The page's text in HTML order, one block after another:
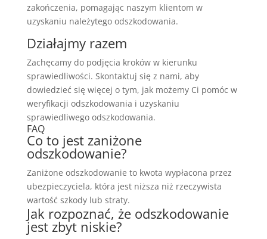
zakończenia, pomagając naszym klientom w
uzyskaniu należytego odszkodowania.
Działajmy razem
Zachęcamy do podjęcia kroków w kierunku
sprawiedliwości. Skontaktuj się z nami, aby
dowiedzieć się więcej o tym, jak możemy Ci pomóc w
weryfikacji odszkodowania i uzyskaniu
sprawiedliwego odszkodowania.
FAQ
Co to jest zaniżone
odszkodowanie?
Zaniżone odszkodowanie to kwota wypłacona przez
ubezpieczyciela, która jest niższa niż rzeczywista
wartość szkody lub straty.
Jak rozpoznać, że odszkodowanie
jest zbyt niskie?